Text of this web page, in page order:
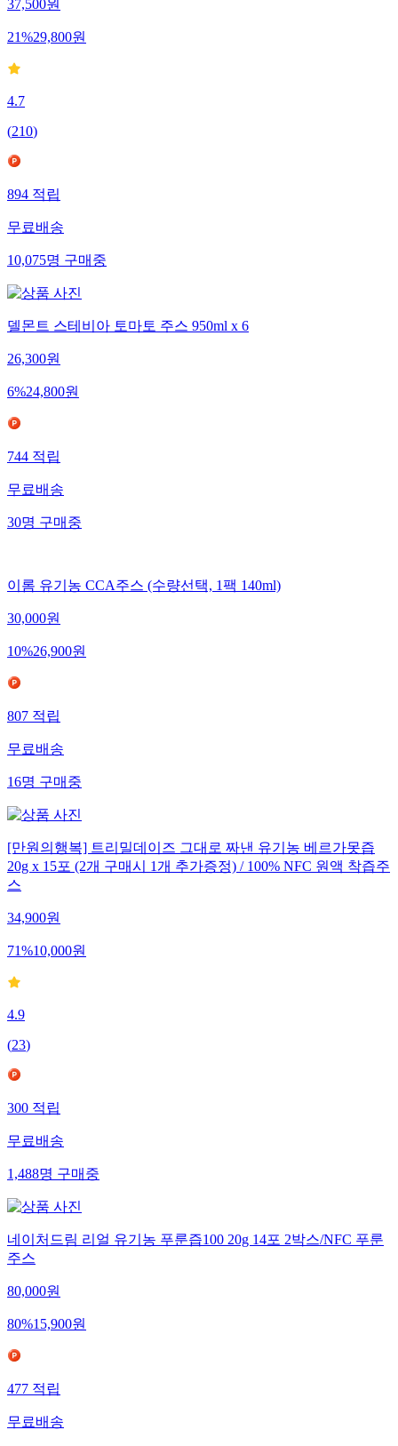
37,500원
21%29,800원
4.7
(210)
894 적립
무료배송
10,075명 구매중
델몬트 스테비아 토마토 주스 950ml x 6
26,300원
6%24,800원
744 적립
무료배송
30명 구매중
이롬 유기농 CCA주스 (수량선택, 1팩 140ml)
30,000원
10%26,900원
807 적립
무료배송
16명 구매중
[만원의행복] 트리밀데이즈 그대로 짜낸 유기농 베르가못즙
20g x 15포 (2개 구매시 1개 추가증정) / 100% NFC 원액 착즙주
스
34,900원
71%10,000원
4.9
(23)
300 적립
무료배송
1,488명 구매중
네이처드림 리얼 유기농 푸룬즙100 20g 14포 2박스/NFC 푸룬
주스
80,000원
80%15,900원
477 적립
무료배송